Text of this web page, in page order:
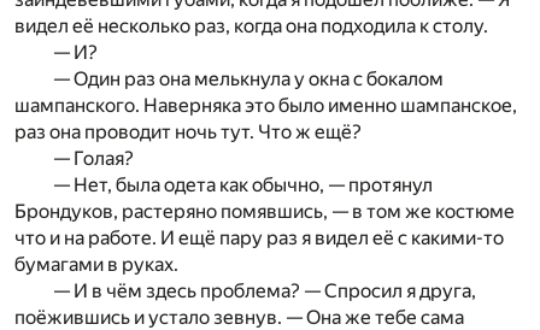
видел её несколько раз, когда она подходила к столу.
— И?
— Один раз она мелькнула у окна с бокалом
шампанского. Наверняка это было именно шампанское,
раз она проводит ночь тут. Что ж ещё?
— Голая?
— Нет, была одета как обычно, — протянул
Брондуков, растеряно помявшись, — в том же костюме
что и на работе. И ещё пару раз я видел её с какими-то
бумагами в руках.
— И в чём здесь проблема? — Спросил я друга,
поёжившись и устало зевнув. — Она же тебе сама